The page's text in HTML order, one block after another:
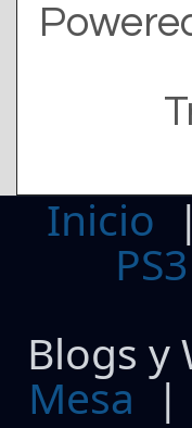
Inicio
PS3
Blogs y
Mesa |